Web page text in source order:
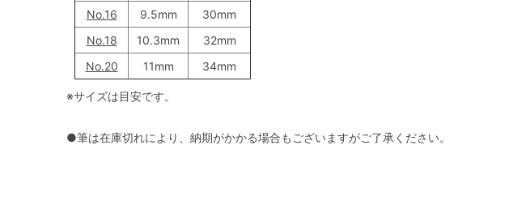
No.16
9.5mm
30mm
No.18
10.3mm
32mm
No.20
11mm 34mm
※サイズは目安です。
●筆は在庫切れにより、納期がかかる場合もございますがご了承ください。